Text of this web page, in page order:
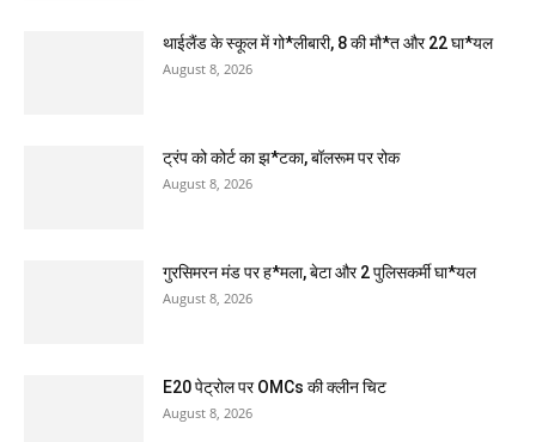
थाईलैंड के स्कूल में गो*लीबारी, 8 की मौ*त और 22 घा*यल
August 8, 2026
ट्रंप को कोर्ट का झ*टका, बॉलरूम पर रोक
August 8, 2026
गुरसिमरन मंड पर ह*मला, बेटा और 2 पुलिसकर्मी घा*यल
August 8, 2026
E20 पेट्रोल पर OMCs की क्लीन चिट
August 8, 2026